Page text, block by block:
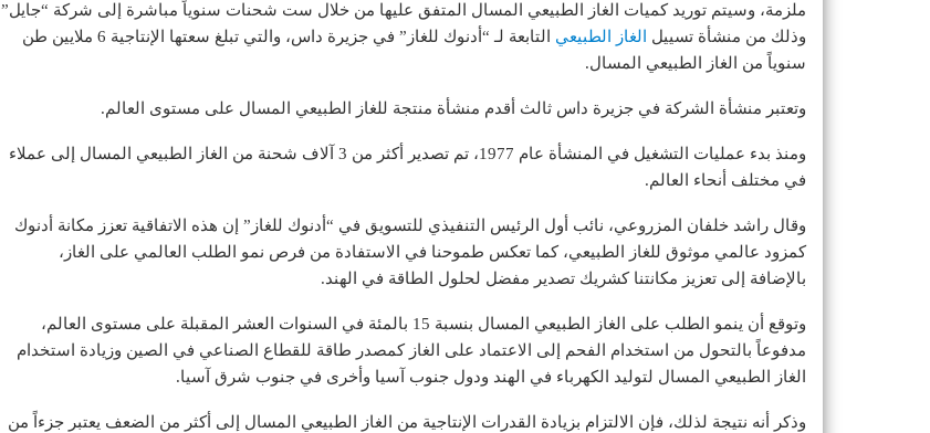
ملزمة، وسيتم توريد كميات الغاز الطبيعي المسال المتفق عليها من خلال ست شحنات سنوياً مباشرة إلى شركة “جايل”
وذلك من منشأة تسييل الغاز الطبيعي
التابعة لـ “أدنوك للغاز” في جزيرة داس، والتي تبلغ سعتها الإنتاجية 6 ملايين طن
سنوياً من الغاز الطبيعي المسال.
وتعتبر منشأة الشركة في جزيرة داس ثالث أقدم منشأة منتجة للغاز الطبيعي المسال على مستوى العالم.
ومنذ بدء عمليات التشغيل في المنشأة عام 1977، تم تصدير أكثر من 3 آلاف شحنة من الغاز الطبيعي المسال إلى عملاء
في مختلف أنحاء العالم.
وقال راشد خلفان المزروعي، نائب أول الرئيس التنفيذي للتسويق في “أدنوك للغاز” إن هذه الاتفاقية تعزز مكانة أدنوك
كمزود عالمي موثوق للغاز الطبيعي، كما تعكس طموحنا في الاستفادة من فرص نمو الطلب العالمي على الغاز،
بالإضافة إلى تعزيز مكانتنا كشريك تصدير مفضل لحلول الطاقة في الهند.
وتوقع أن ينمو الطلب على الغاز الطبيعي المسال بنسبة 15 بالمئة في السنوات العشر المقبلة على مستوى العالم،
مدفوعاً بالتحول من استخدام الفحم إلى الاعتماد على الغاز كمصدر طاقة للقطاع الصناعي في الصين وزيادة استخدام
الغاز الطبيعي المسال لتوليد الكهرباء في الهند ودول جنوب آسيا وأخرى في جنوب شرق آسيا.
وذكر أنه نتيجة لذلك، فإن الالتزام بزيادة القدرات الإنتاجية من الغاز الطبيعي المسال إلى أكثر من الضعف يعتبر جزءاً من